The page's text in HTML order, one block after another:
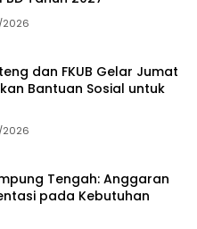
dan FKUB Gelar Jumat
Bantuan Sosial untuk
Tengah: Anggaran
pada Kebutuhan